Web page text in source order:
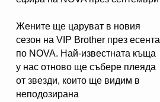
Жените ще царуват в новия
сезон на VIP Brother през есента
по NOVA. Най-известната къща
у нас отново ще събере плеяда
от звезди, които ще видим в
неподозирана